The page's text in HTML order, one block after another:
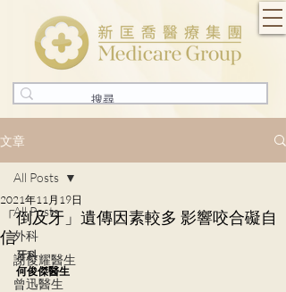
文章
All Posts
外科
謝俊耀醫生
曾迅醫生
All Posts
「倒及牙」遺傳因素較多 影響咬合礙自
信
2021年11月19日
牙科
何俊傑醫生